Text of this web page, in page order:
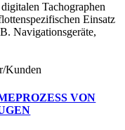
Tachographen
Einsatz
Navigationsgeräte,
Kunden
VON